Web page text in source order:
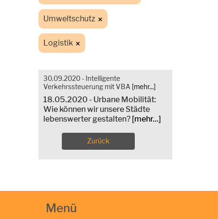
Umweltschutz
Logistik
30.09.2020 - Intelligente
Verkehrssteuerung mit VBA [mehr...]
18.05.2020 - Urbane Mobilität:
Wie können wir unsere Städte
lebenswerter gestalten? [mehr...]
Zurück
Menü